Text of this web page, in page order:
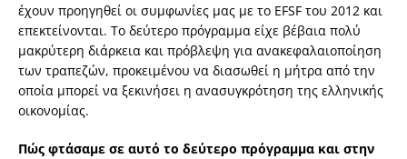
έχουν προηγηθεί οι συμφωνίες μας με το EFSF του 2012 και
επεκτείνονται. Το δεύτερο πρόγραμμα είχε βέβαια πολύ
μακρύτερη διάρκεια και πρόβλεψη για ανακεφαλαιοποίηση
των τραπεζών, προκειμένου να διασωθεί η μήτρα από την
οποία μπορεί να ξεκινήσει η ανασυγκρότηση της ελληνικής
οικονομίας.
Πώς φτάσαμε σε αυτό το δεύτερο πρόγραμμα και στην